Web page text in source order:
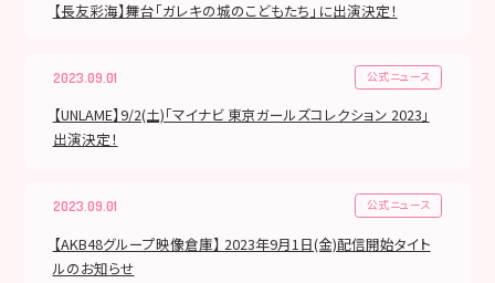
【長友彩海】舞台「ガレキの城のこどもたち」に出演決定！
2023.09.01 公式ニュース
【UNLAME】9/2(土)「マイナビ 東京ガールズコレクション 2023」
出演決定！
2023.09.01 公式ニュース
【AKB48グループ映像倉庫】 2023年9月1日(金)配信開始タイト
ルのお知らせ